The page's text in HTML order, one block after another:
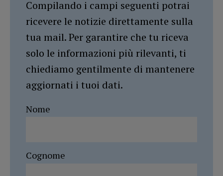
Compilando i campi seguenti potrai
ricevere le notizie direttamente sulla
tua mail. Per garantire che tu riceva
solo le informazioni più rilevanti, ti
chiediamo gentilmente di mantenere
aggiornati i tuoi dati.
Nome
Cognome